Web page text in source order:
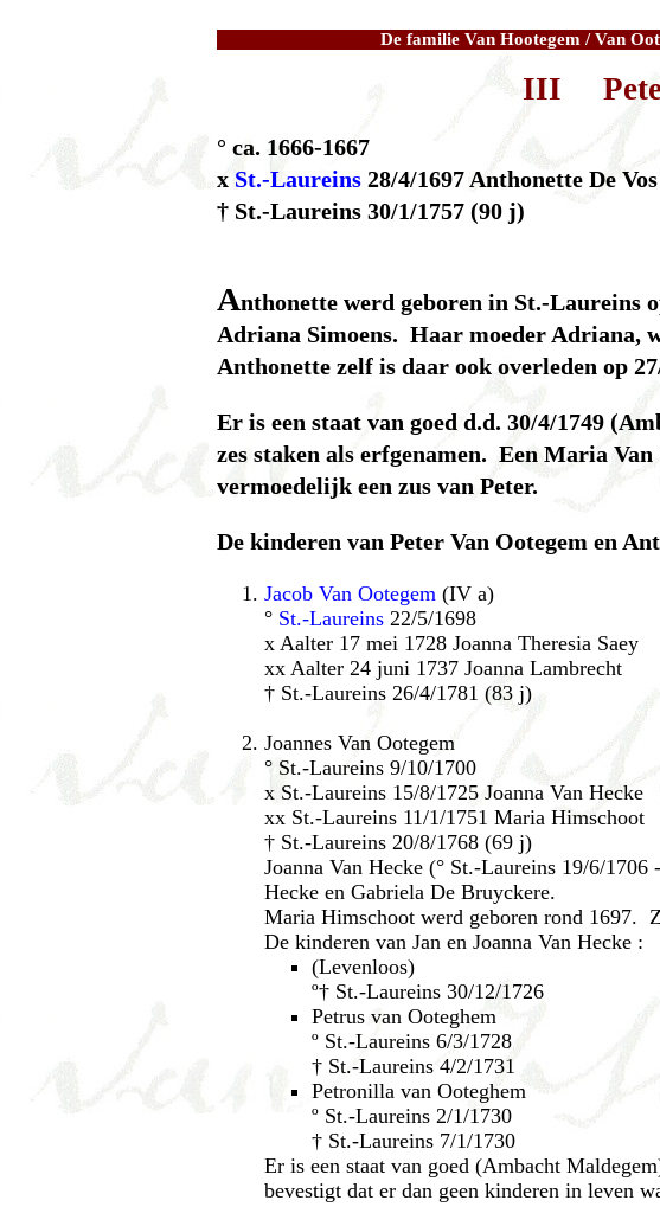
De familie Van Hootegem / Van
III Peter
° ca. 1666-1667
x St.-Laureins 28/4/1697 Anthonette De Vos
† St.-Laureins 30/1/1757 (90 j)
Anthonette werd geboren in St.-Laureins
Adriana Simoens. Haar moeder Adriana,
Anthonette zelf is daar ook overleden op
Er is een staat van goed d.d. 30/4/1749
zes staken als erfgenamen. Een Maria
vermoedelijk een zus van Peter.
De kinderen van Peter Van Ootegem en
Jacob Van Ootegem (IV a)
° St.-Laureins 22/5/1698
x Aalter 17 mei 1728 Joanna Theresia Saey
xx Aalter 24 juni 1737 Joanna Lambrecht
† St.-Laureins 26/4/1781 (83 j)
Joannes Van Ootegem
° St.-Laureins 9/10/1700
x St.-Laureins 15/8/1725 Joanna Van Hecke
xx St.-Laureins 11/1/1751 Maria Himschoot
† St.-Laureins 20/8/1768 (69 j)
Joanna Van Hecke (° St.-Laureins 19/6/
Hecke en Gabriela De Bruyckere.
Maria Himschoot werd geboren rond 1697.
De kinderen van Jan en Joanna Van Hecke :
(Levenloos)
º† St.-Laureins 30/12/1726
Petrus van Ooteghem
º St.-Laureins 6/3/1728
† St.-Laureins 4/2/1731
Petronilla van Ooteghem
º St.-Laureins 2/1/1730
† St.-Laureins 7/1/1730
Er is een staat van goed (Ambacht
bevestigt dat er dan geen kinderen in leven